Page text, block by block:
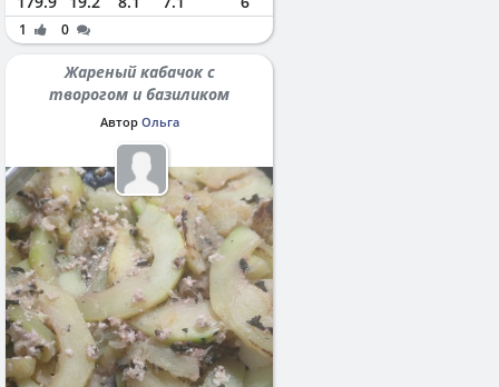
1 0
Жареный кабачок с
творогом и базиликом
Автор Ольга